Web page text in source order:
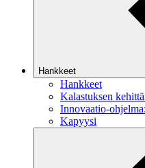
Hankkeet
Hankkeet
Kalastuksen
Innovaatio-
Kapyysi